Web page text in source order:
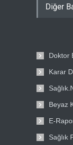
Diğer
Doktor
Karar
Beyaz
E-
Sağlık